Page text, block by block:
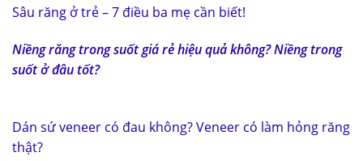
Sâu răng ở trẻ – 7 điều ba mẹ cần biết!
Niềng răng trong suốt giá rẻ hiệu quả không? Niềng trong
suốt ở đâu tốt?
Dán sứ veneer có đau không? Veneer có làm hỏng răng
thật?